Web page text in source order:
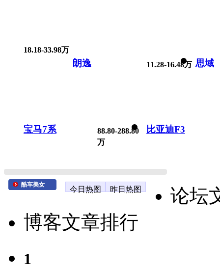
18.18-33.98万
朗逸 11.28-16.48万 思域
宝马7系
88.80-288.80
万
比亚迪F3
酷车美女
今日热图 昨日热图
论坛
博客文章排行
1